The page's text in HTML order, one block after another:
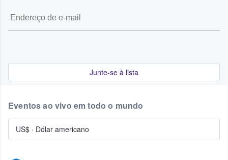
Junte-se à lista
Eventos ao vivo em todo o mundo
US$ · Dólar americano